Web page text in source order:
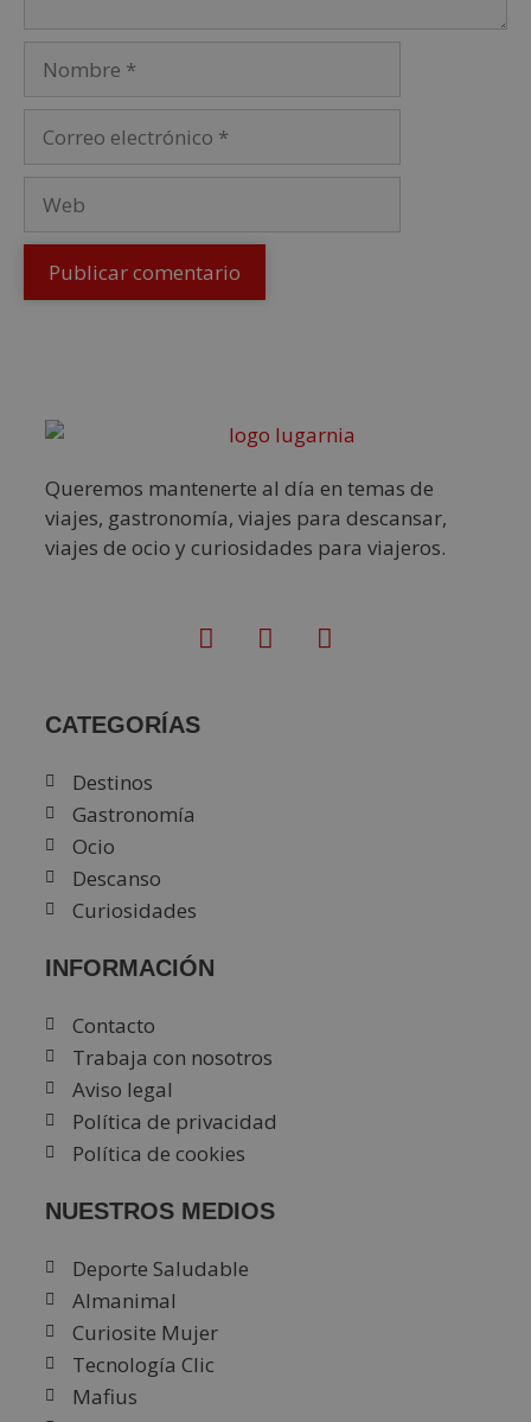
Queremos mantenerte al día en temas de
viajes, gastronomía, viajes para descansar,
viajes de ocio y curiosidades para viajeros.
CATEGORÍAS
Destinos
Gastronomía
Ocio
Descanso
Curiosidades
INFORMACIÓN
Contacto
Trabaja con nosotros
Aviso legal
Política de privacidad
Política de cookies
NUESTROS MEDIOS
Deporte Saludable
Almanimal
Curiosite Mujer
Tecnología Clic
Mafius